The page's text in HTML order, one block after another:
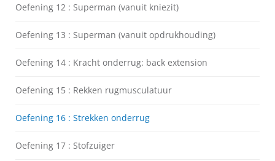
Oefening 12 : Superman (vanuit kniezit)
Oefening 13 : Superman (vanuit opdrukhouding)
Oefening 14 : Kracht onderrug: back extension
Oefening 15 : Rekken rugmusculatuur
Oefening 16 : Strekken onderrug
Oefening 17 : Stofzuiger